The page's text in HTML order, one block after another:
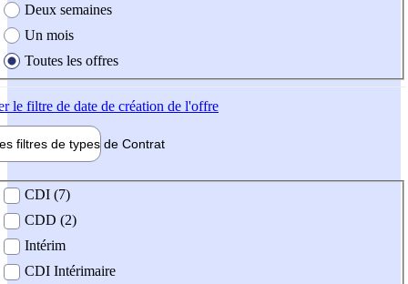
Deux semaines
Un mois
Toutes les offres
le filtre de date de création de l'offre
filtres de types de Contrat
contrat
CDI (7)
CDD (2)
Intérim
CDI Intérimaire